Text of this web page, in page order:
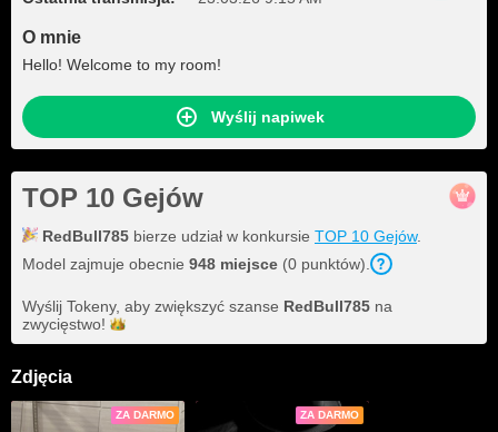
O mnie
Hello! Welcome to my room!
Wyślij napiwek
TOP 10 Gejów
RedBull785 bierze udział w konkursie TOP 10 Gejów.
Model zajmuje obecnie 948 miejsce (0 punktów).
Wyślij Tokeny, aby zwiększyć szanse RedBull785 na
zwycięstwo!
Zdjęcia
ZA DARMO ZA DARMO